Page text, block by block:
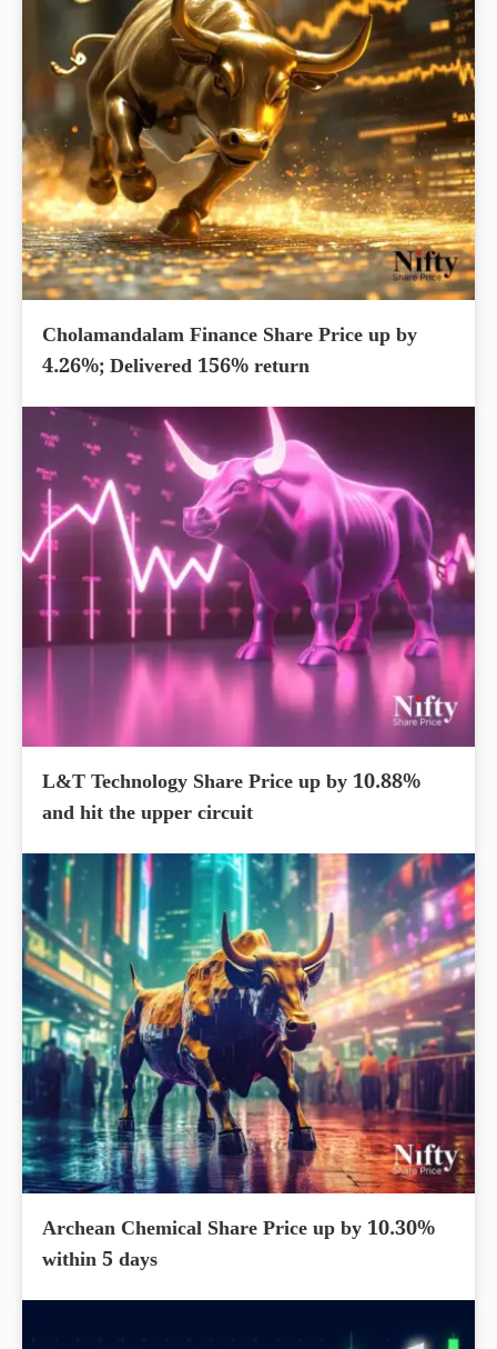
Cholamandalam Finance Share Price up by
4.26%; Delivered 156% return
L&T Technology Share Price up by 10.88%
and hit the upper circuit
Archean Chemical Share Price up by 10.30%
within 5 days